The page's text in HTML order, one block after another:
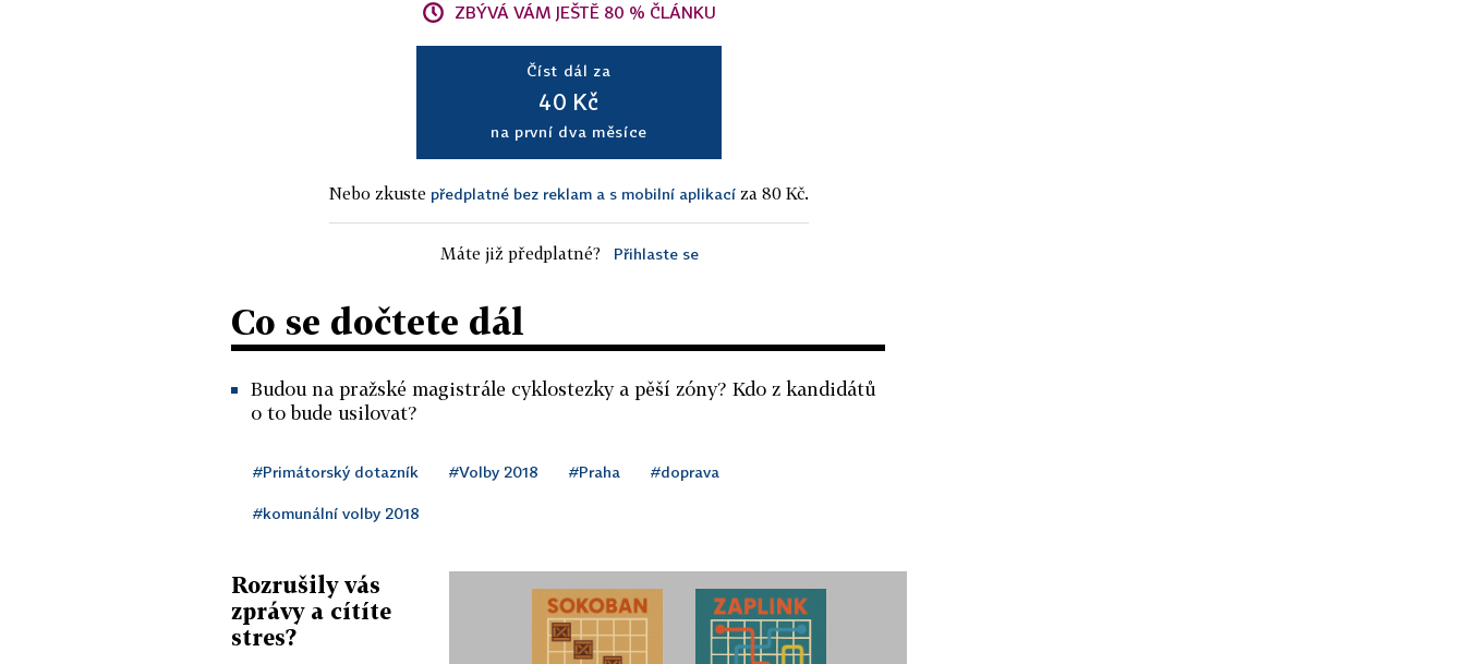
ZBÝVÁ VÁM JEŠTĚ 80 % ČLÁNKU
Číst dál za
40 Kč
na první dva měsíce
Nebo zkuste předplatné bez reklam a s mobilní aplikací za 80 Kč.
Máte již předplatné? Přihlaste se
Co se dočtete dál
Budou na pražské magistrále cyklostezky a pěší zóny? Kdo z kandidátů
o to bude usilovat?
#Primátorský dotazník #Volby 2018 #Praha #doprava
#komunální volby 2018
Rozrušily vás
zprávy a cítíte
stres?